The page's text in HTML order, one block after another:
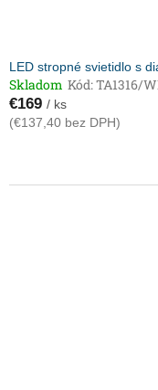
LED stropné svietidlo s
Skladom Kód:TA1316/
€169 / ks
(€137,40 bez DPH)